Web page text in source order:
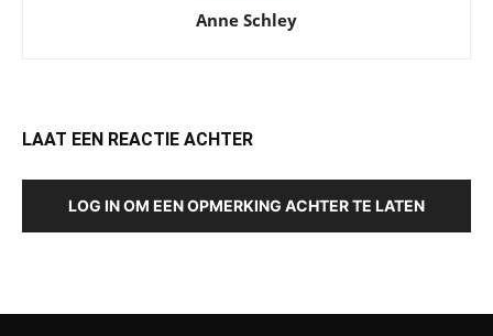
Anne Schley
LAAT EEN REACTIE ACHTER
LOG IN OM EEN OPMERKING ACHTER TE LATEN